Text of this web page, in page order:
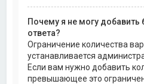
Почему я не могу добавить
ответа?
Ограничение количества
устанавливается
Если вам нужно добавить
превышающее это